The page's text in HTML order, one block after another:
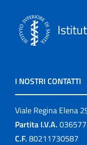
I NOSTRI CONTATTI
Viale Regina Elena
Partita I.V.A.
C.F. 80211730587